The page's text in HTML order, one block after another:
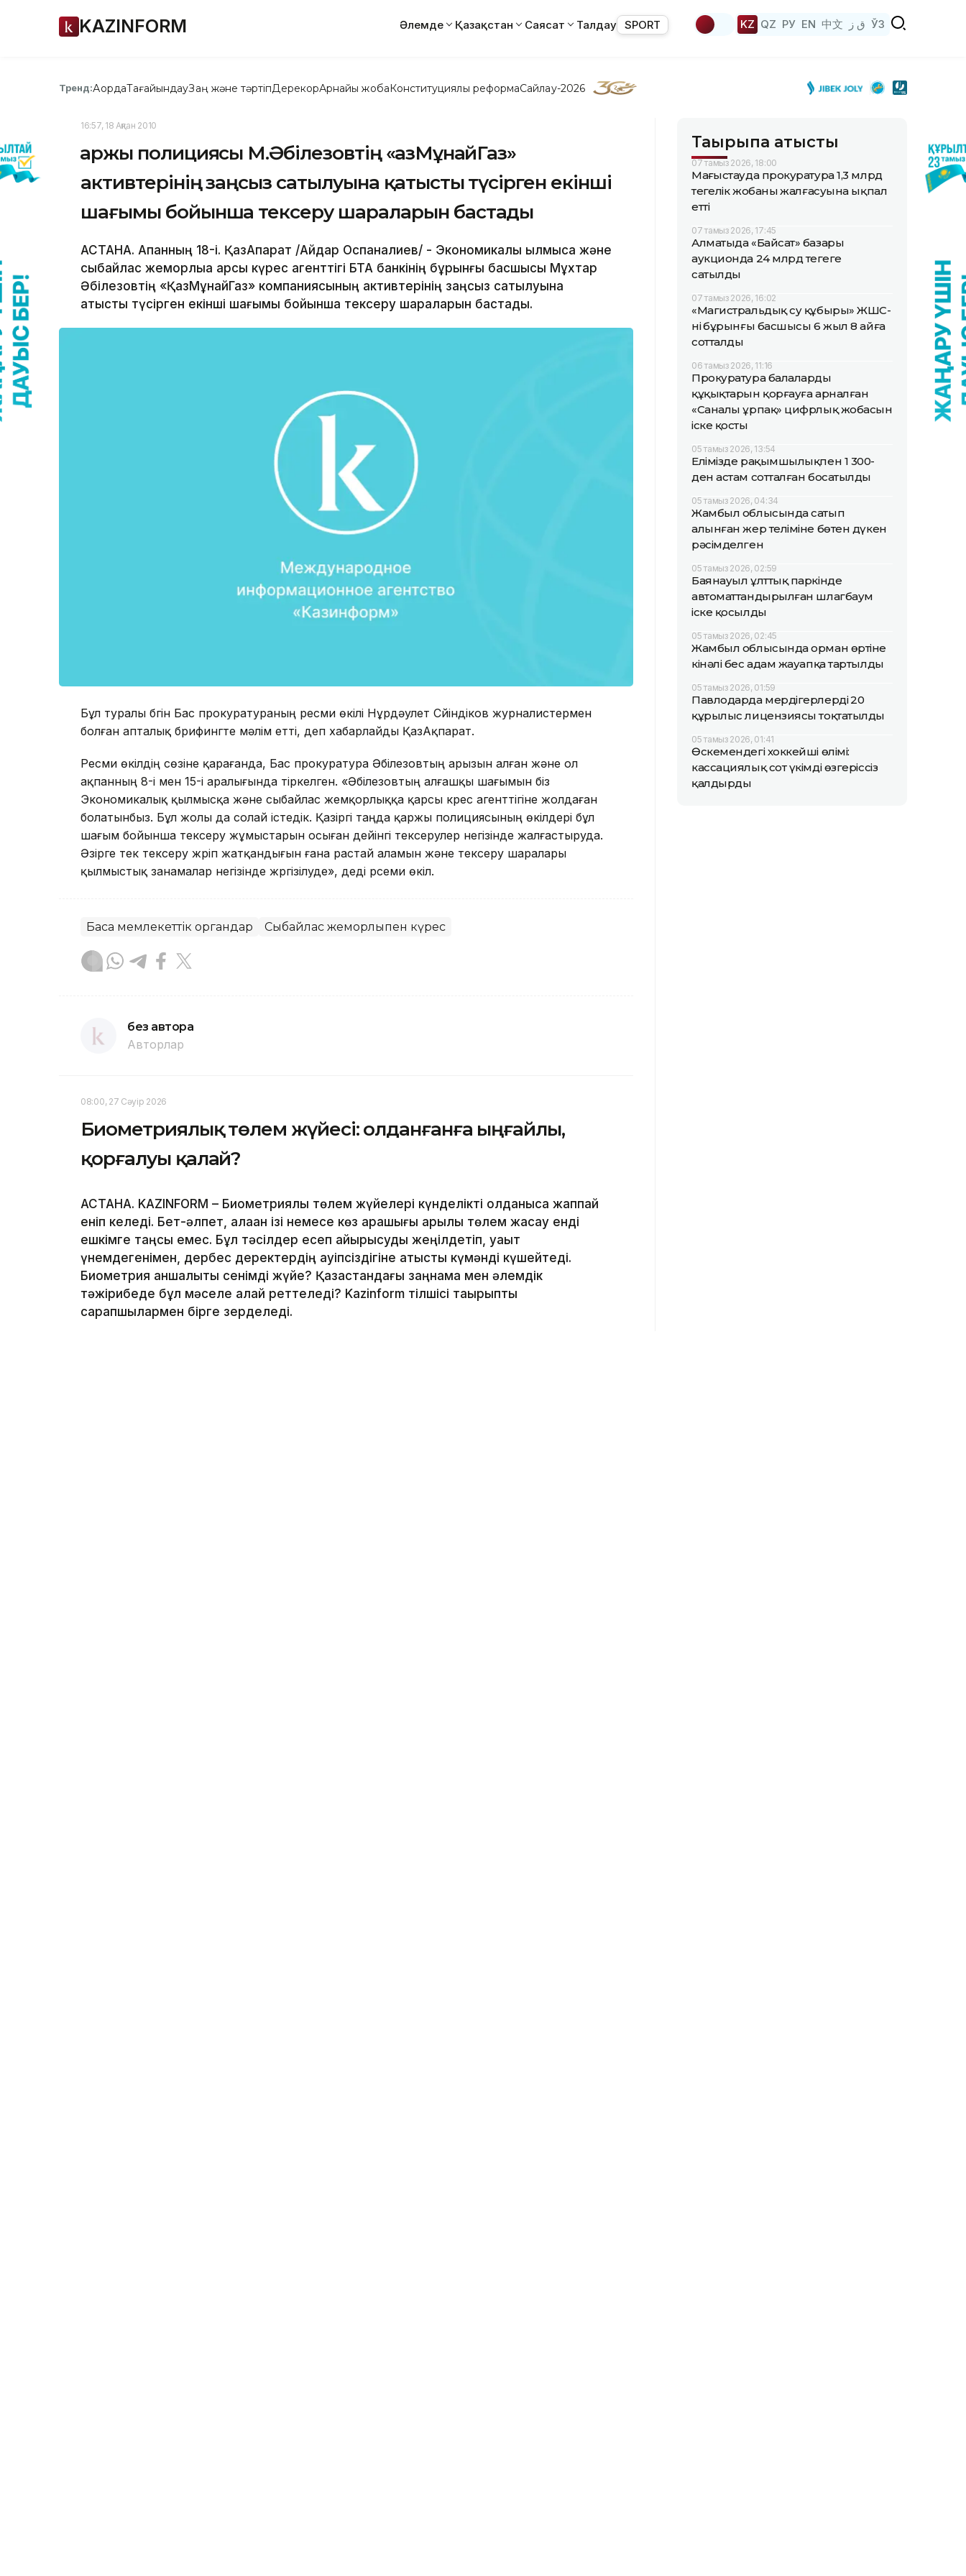
KAZINFORM Әлемде Қазақстан Саясат Талдау SPORT KZ QZ РУ EN 中文 ق ز ЎЗ
Тренд:АқордаТағайындауЗаң және тәртіпДерекқорАрнайы жобаКонституциялық реформаСайлау-2026
16:57, 18 Ақпан 2010
Қаржы полициясы М.Әбілезовтің «ҚазМұнайГаз»
активтерінің заңсыз сатылуына қатысты түсірген екінші
шағымы бойынша тексеру шараларын бастады
АСТАНА. Ақпанның 18-і. ҚазАқпарат /Айдар Оспаналиев/ - Экономикалық қылмысқа және
сыбайлас жемқорлыққа қарсы күрес агенттігі БТА банкінің бұрынғы басшысы Мұхтар
Әбілезовтің «ҚазМұнайГаз» компаниясының активтерінің заңсыз сатылуына
қатысты түсірген екінші шағымы бойынша тексеру шараларын бастады.
Бұл туралы бүгін Бас прокуратураның ресми өкілі Нұрдәулет Сүйіндіков журналистермен
болған апталық брифингте мәлім етті, деп хабарлайды ҚазАқпарат.
Ресми өкілдің сөзіне қарағанда, Бас прокуратура Әбілезовтың арызын алған және ол
ақпанның 8-і мен 15-і аралығында тіркелген. «Әбілезовтың алғашқы шағымын біз
Экономикалық қылмысқа және сыбайлас жемқорлыққа қарсы күрес агенттігіне жолдаған
болатынбыз. Бұл жолы да солай істедік. Қазіргі таңда қаржы полициясының өкілдері бұл
шағым бойынша тексеру жұмыстарын осыған дейінгі тексерулер негізінде жалғастыруда.
Әзірге тек тексеру жүріп жатқандығын ғана растай аламын және тексеру шаралары
қылмыстық занамалар негізінде жүргізілуде», деді рсеми өкіл.
Басқа мемлекеттік органдар Сыбайлас жемқорлықпен күрес
без автора
Авторлар
08:00, 27 Сәуір 2026
Биометриялық төлем жүйесі: Қолданғанға ыңғайлы,
қорғалуы қалай?
АСТАНА. KAZINFORM – Биометриялық төлем жүйелері күнделікті қолданысқа жаппай
еніп келеді. Бет-әлпет, алақан ізі немесе көз қарашығы арқылы төлем жасау енді
ешкімге таңсық емес. Бұл тәсілдер есеп айырысуды жеңілдетіп, уақыт
үнемдегенімен, дербес деректердің қауіпсіздігіне қатысты күмәнді күшейтеді.
Биометрия қаншалықты сенімді жүйе? Қазақстандағы заңнама мен әлемдік
тәжірибеде бұл мәселе қалай реттеледі? Kazinform тілшісі тақырыпты
сарапшылармен бірге зерделеді.
Тақырыпқа қатысты
07 тамыз 2026, 18:00
Маңғыстауда прокуратура 1,3 млрд
теңгелік жобаның жалғасуына ықпал
етті
07 тамыз 2026, 17:45
Алматыда «Байсат» базары
аукционда 24 млрд теңгеге
сатылды
07 тамыз 2026, 16:02
«Магистральдық су құбыры» ЖШС-
нің бұрынғы басшысы 6 жыл 8 айға
сотталды
06 тамыз 2026, 11:16
Прокуратура балалардың
құқықтарын қорғауға арналған
«Саналы ұрпақ» цифрлық жобасын
іске қосты
05 тамыз 2026, 13:54
Елімізде рақымшылықпен 1 300-
ден астам сотталған босатылды
05 тамыз 2026, 04:34
Жамбыл облысында сатып
алынған жер теліміне бөтен дүкен
рәсімделген
05 тамыз 2026, 02:59
Баянауыл ұлттық паркінде
автоматтандырылған шлагбаум
іске қосылды
05 тамыз 2026, 02:45
Жамбыл облысында орман өртіне
кінәлі бес адам жауапқа тартылды
05 тамыз 2026, 01:59
Павлодарда мердігерлердің 20
құрылыс лицензиясы тоқтатылды
05 тамыз 2026, 01:41
Өскемендегі хоккейші өлімі:
кассациялық сот үкімді өзгеріссіз
қалдырды